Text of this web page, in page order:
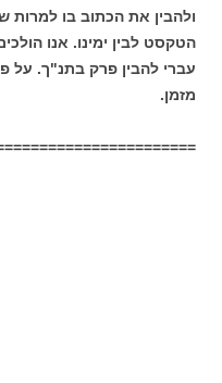
ולהבין את הכתוב בו למרות
הטקסט לבין ימינו. אנו
עברי להבין פרק בתנ"ך. על
מזמן.